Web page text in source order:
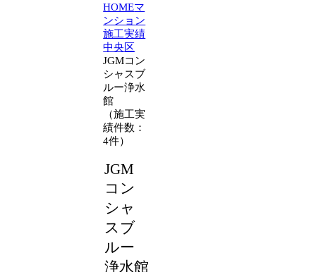
HOMEマ
ンション
施工実績
中央区
JGMコン
シャスブ
ルー浄水
館
（施工実
績件数：
4件）
JGM
コン
シャ
スブ
ルー
浄水館